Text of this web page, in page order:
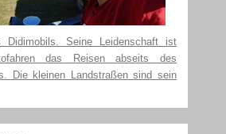
Didimobils. Seine Leidenschaft ist
das Reisen abseits des
Die kleinen Landstraßen sind sein